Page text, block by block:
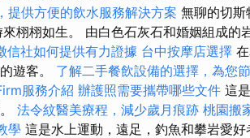
提供方便的飲水服務解決方案 無聊的切
栩栩如生。 由白色石灰石和婚姻組成的
信社如何提供有力證據 台中按摩店選擇
遊客。 了解二手餐飲設備的選擇，為您
服務介紹 辦護照需要攜帶哪些文件 這
法令紋醫美療程，減少歲月痕跡 桃園搬
學 這是水上運動，遠足，釣魚和攀岩愛好